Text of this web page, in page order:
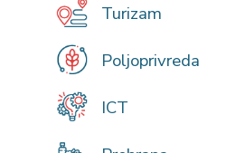
Turizam
Poljoprivreda
ICT